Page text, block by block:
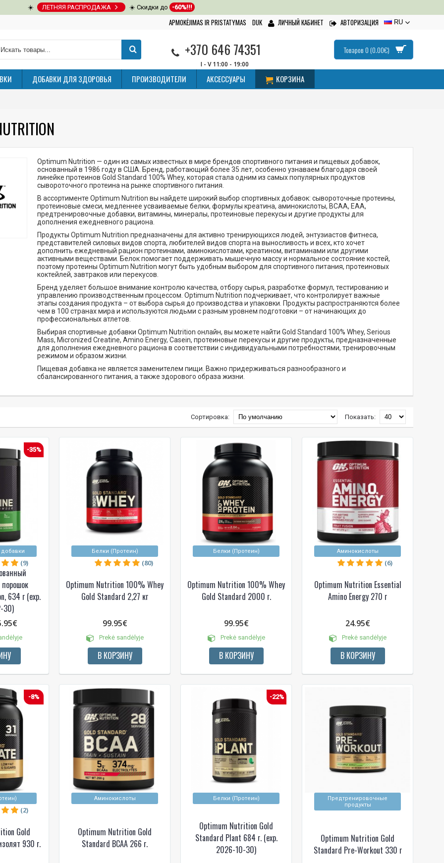
☀️ ЛЕТНЯЯ РАСПРОДАЖА ☀️ Скидки до -60%!!!
APMOKĖJIMAS IR PRISTATYMAS DUK ЛИЧНЫЙ КАБИНЕТ АВТОРИЗАЦИЯ RU
+370 646 74351
I - V 11:00 - 19:00
Товаров 0 (0.00€)
ДОБАВКИ ДЛЯ ЗДОРОВЬЯ ПРОИЗВОДИТЕЛИ АКСЕССУАРЫ КОРЗИНА
Optimum Nutrition — один из самых известных в мире брендов спортивного питания и пищевых добавок,
основанный в 1986 году в США. Бренд, работающий более 35 лет, особенно узнаваем благодаря своей
линейке протеинов Gold Standard 100% Whey, которая стала одним из самых популярных продуктов
сывороточного протеина на рынке спортивного питания.
В ассортименте Optimum Nutrition вы найдете широкий выбор спортивных добавок: сывороточные протеины,
протеиновые смеси, медленнее усваиваемые белки, формулы креатина, аминокислоты, BCAA, EAA,
предтренировочные добавки, витамины, минералы, протеиновые перекусы и другие продукты для
дополнения ежедневного рациона.
Продукты Optimum Nutrition предназначены для активно тренирующихся людей, энтузиастов фитнеса,
представителей силовых видов спорта, любителей видов спорта на выносливость и всех, кто хочет
дополнить ежедневный рацион протеинами, аминокислотами, креатином, витаминами или другими
активными веществами. Белок помогает поддерживать мышечную массу и нормальное состояние костей,
поэтому протеины Optimum Nutrition могут быть удобным выбором для спортивного питания, протеиновых
коктейлей, завтраков или перекусов.
Бренд уделяет большое внимание контролю качества, отбору сырья, разработке формул, тестированию и
управлению производственным процессом. Optimum Nutrition подчеркивает, что контролирует важные
этапы создания продукта – от выбора сырья до производства и упаковки. Продукты распространяются более
чем в 100 странах мира и используются людьми с разным уровнем подготовки – от начинающих до
профессиональных атлетов.
Выбирая спортивные добавки Optimum Nutrition онлайн, вы можете найти Gold Standard 100% Whey, Serious
Mass, Micronized Creatine, Amino Energy, Casein, протеиновые перекусы и другие продукты, предназначенные
для дополнения ежедневного рациона в соответствии с индивидуальными потребностями, тренировочным
режимом и образом жизни.
Пищевая добавка не является заменителем пищи. Важно придерживаться разнообразного и
сбалансированного питания, а также здорового образа жизни.
Показать:
Сортировка:
-35%
634 г (exp.
30)
(9)
Белки (Протеин)
Optimum Nutrition 100% Whey
Gold Standard 2,27 кг
(80)
99.95€
Prekė sandėlyje
В КОРЗИНУ
Белки (Протеин)
Optimum Nutrition 100% Whey
Gold Standard 2000 г.
99.95€
Prekė sandėlyje
В КОРЗИНУ
Аминокислоты
Optimum Nutrition Essential
Amino Energy 270 г
(6)
24.95€
Prekė sandėlyje
В КОРЗИНУ
-8%
Gold
930 г.
(2)
Аминокислоты
Optimum Nutrition Gold
Standard BCAA 266 г.
Белки (Протеин)
-22%
Optimum Nutrition Gold
Standard Plant 684 г. (exp.
2026-10-30)
Предтренировочные
продукты
Optimum Nutrition Gold
Standard Pre-Workout 330 г